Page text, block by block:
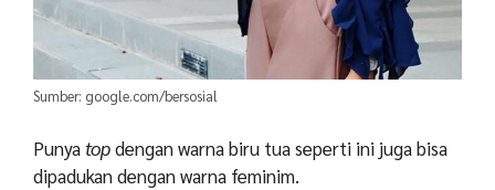
Sumber: google.com/bersosial
Punyatopdengan warna biru tua seperti ini juga bisa
dipadukan dengan warna feminim.